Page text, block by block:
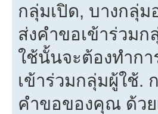
กลุ่มเปิด, บางกลุ่
ส่งคำขอเข้าร่วม
ใช้นั้นจะต้องทำก
เข้าร่วมกลุ่มผู้ใช้.
คำขอของคุณ ด้วย